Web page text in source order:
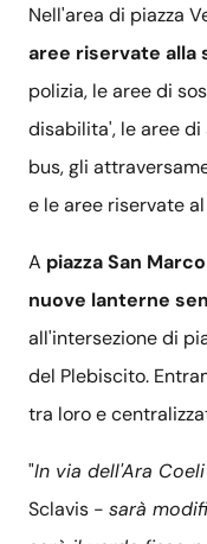
Nell'area di piazza
aree riservate alla
polizia, le aree di
disabilita', le aree
bus, gli
e le aree riservate
A piazza San Marco
nuove lanterne
all'intersezione di
del Plebiscito.
tra loro e
"In via dell'Ara Coeli
Sclavis - sarà